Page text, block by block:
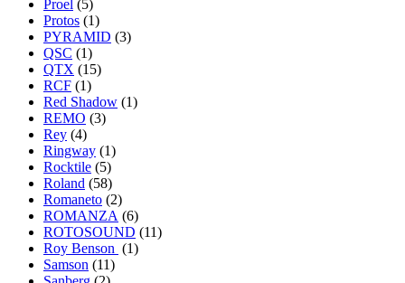
Proel (5)
Protos (1)
PYRAMID (3)
QSC (1)
QTX (15)
RCF (1)
Red Shadow (1)
REMO (3)
Rey (4)
Ringway (1)
Rocktile (5)
Roland (58)
Romaneto (2)
ROMANZA (6)
ROTOSOUND (11)
Roy Benson (1)
Samson (11)